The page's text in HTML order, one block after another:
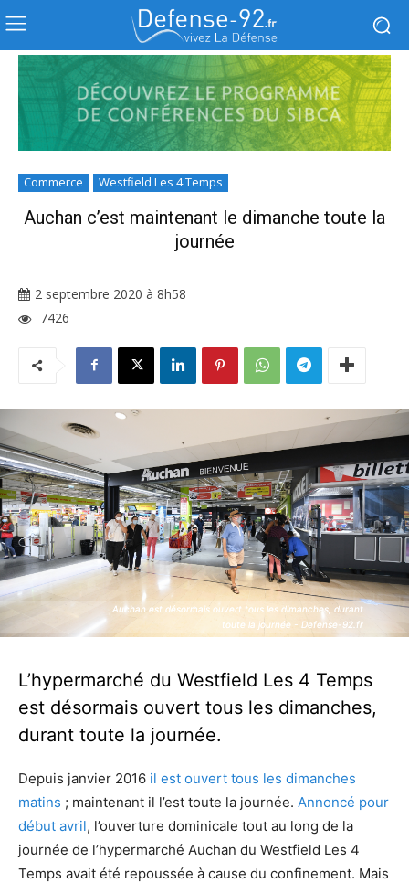
Commerce Westfield Les 4 Temps
Auchan c’est maintenant le dimanche toute la
journée
2 septembre 2020 à 8h58
7426
Auchan est désormais ouvert tous les dimanches, durant
toute la journée - Defense-92.fr
Auchan est désormais ouvert tous les dimanches, durant
toute la journée - Defense-92.fr
L’hypermarché du Westfield Les 4 Temps
est désormais ouvert tous les dimanches,
durant toute la journée.
Depuis janvier 2016 il est ouvert tous les dimanches
matins ; maintenant il l’est toute la journée. Annoncé pour
début avril, l’ouverture dominicale tout au long de la
journée de l’hypermarché Auchan du Westfield Les 4
Temps avait été repoussée à cause du confinement. Mais